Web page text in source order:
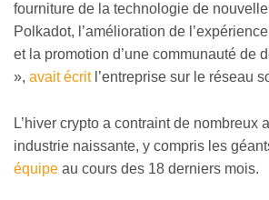
fourniture de la technologie de
Polkadot, l’amélioration de
et la promotion d’une communauté de
», avait écritl’entreprise sur le réseau
L’hiver crypto a contraint de nombreux
industrie naissante, y compris les
équipe au cours des 18 derniers mois.